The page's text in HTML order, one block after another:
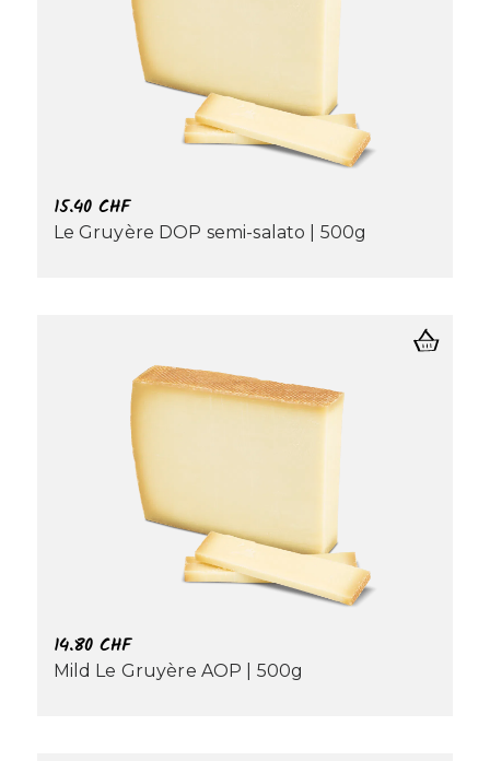
15.40 CHF
Le Gruyère DOP semi-salato | 500g
14.80 CHF
Mild Le Gruyère AOP | 500g